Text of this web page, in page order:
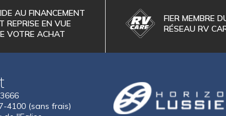
AU FINANCEMENT
REPRISE EN VUE
VOTRE ACHAT
FIER MEMBRE
RÉSEAU RV
4100 (sans frais)